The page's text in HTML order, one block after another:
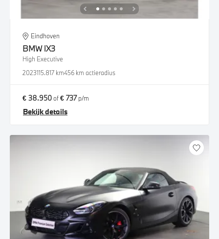
Eindhoven
BMW iX3
High Executive
2023115.817 km456 km actieradius
€ 38.950of€ 737p/m
Bekijk details